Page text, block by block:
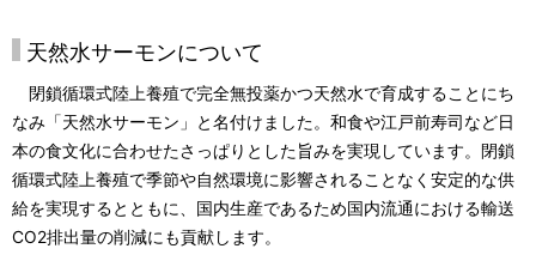
天然水サーモンについて
閉鎖循環式陸上養殖で完全無投薬かつ天然水で育成することにち
なみ「天然水サーモン」と名付けました。和食や江戸前寿司など日
本の食文化に合わせたさっぱりとした旨みを実現しています。閉鎖
循環式陸上養殖で季節や自然環境に影響されることなく安定的な供
給を実現するとともに、国内生産であるため国内流通における輸送
CO2排出量の削減にも貢献します。